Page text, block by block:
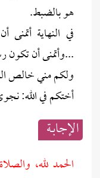
هو بالضبط.
في النهاية
...وأتمنى أن
ولكم مني خالص
أختكم في الله:
الإجابــة
الحمد لله،